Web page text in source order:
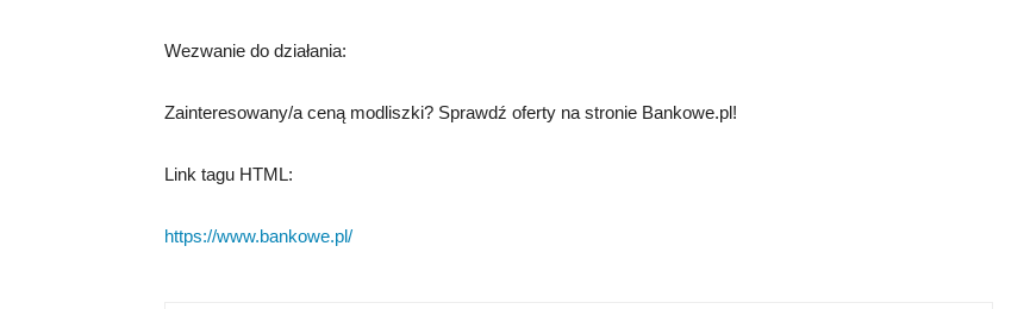
Wezwanie do działania:
Zainteresowany/a ceną modliszki? Sprawdź oferty na stronie Bankowe.pl!
Link tagu HTML:
https://www.bankowe.pl/